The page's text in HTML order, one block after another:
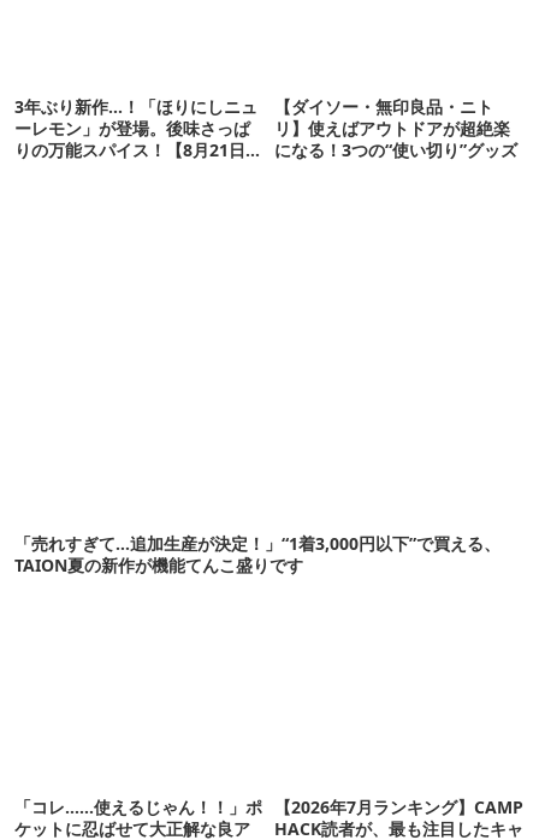
3年ぶり新作…！「ほりにしニュ
ーレモン」が登場。後味さっぱ
りの万能スパイス！【8月21日発
【ダイソー・無印良品・ニト
リ】使えばアウトドアが超絶楽
になる！3つの“使い切り”グッズ
「売れすぎて…追加生産が決定！」“1着3,000円以下”で買える、
TAION夏の新作が機能てんこ盛りです
「コレ……使えるじゃん！！」ポ
ケットに忍ばせて大正解な良ア
【2026年7月ランキング】CAMP
HACK読者が、最も注目したキャ